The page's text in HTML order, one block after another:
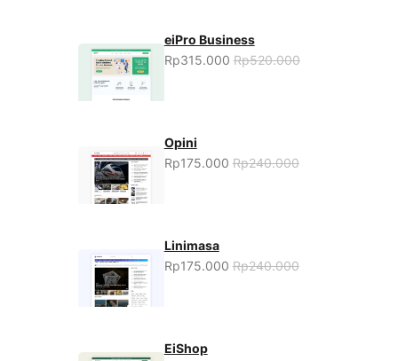
eiPro Business
Rp315.000 Rp520.000
Opini
Rp175.000 Rp240.000
Linimasa
Rp175.000 Rp240.000
EiShop